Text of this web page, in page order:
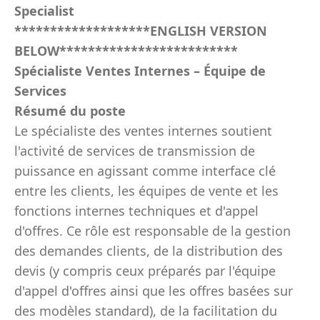
Specialist
*******************ENGLISH VERSION
BELOW*************************
Spécialiste Ventes Internes – Équipe de
Services
Résumé du poste
Le spécialiste des ventes internes soutient
l'activité de services de transmission de
puissance en agissant comme interface clé
entre les clients, les équipes de vente et les
fonctions internes techniques et d'appel
d'offres. Ce rôle est responsable de la gestion
des demandes clients, de la distribution des
devis (y compris ceux préparés par l'équipe
d'appel d'offres ainsi que les offres basées sur
des modèles standard), de la facilitation du